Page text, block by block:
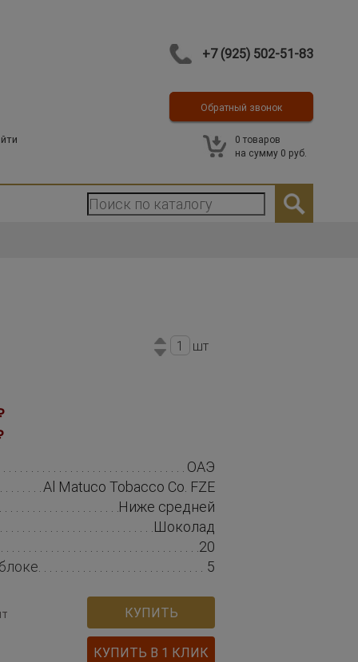
+7 (925) 502-51-83
Контакты
Обратный звонок
0 товаров
на сумму 0 руб.
шт
ОАЭ
Al Matuco Tobacco Co. FZE
Ниже средней
Шоколад
20
5
КУПИТЬ
КУПИТЬ В 1 КЛИК